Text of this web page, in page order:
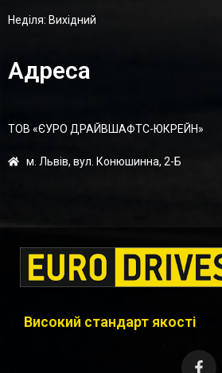
Неділя: Вихідний
Адреса
ТОВ «ЄУРО ДРАЙВШАФТC-ЮКРЕЙН»
м. Львів, вул. Конюшинна, 2-Б
Високий стандарт якості